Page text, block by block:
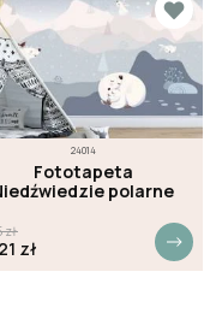
24014
Fototapeta
polarne
zł
21 zł